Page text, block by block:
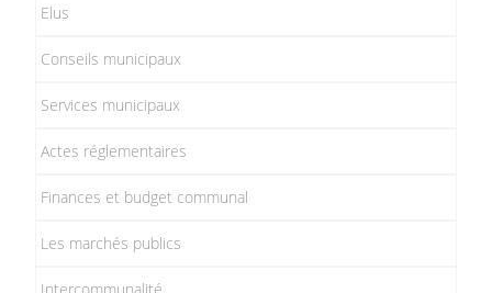
Elus
Conseils municipaux
Services municipaux
Actes réglementaires
Finances et budget communal
Les marchés publics
Intercommunalité